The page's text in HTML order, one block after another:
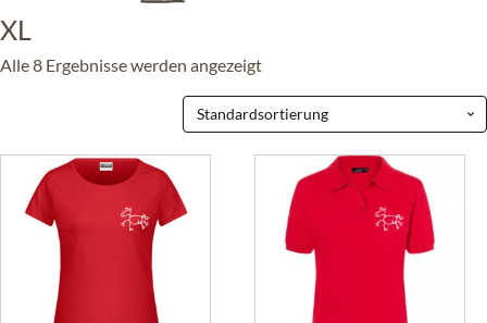
XL
Alle 8 Ergebnisse werden angezeigt
Dieses
Produkt
weist
mehrere
Varianten
Produkt
weist
mehrere
Varianten